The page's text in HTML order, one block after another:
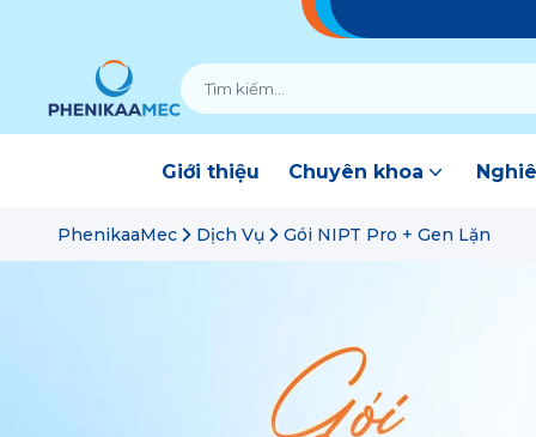
Giới thiệu Chuyên khoa
PhenikaaMec Dịch Vụ Gói NIPT Pro + Gen Lặn